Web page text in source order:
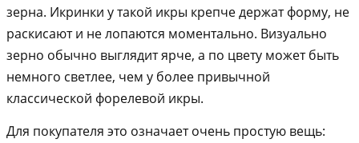
зерна. Икринки у такой икры крепче держат форму, не
раскисают и не лопаются моментально. Визуально
зерно обычно выглядит ярче, а по цвету может быть
немного светлее, чем у более привычной
классической форелевой икры.
Для покупателя это означает очень простую вещь: